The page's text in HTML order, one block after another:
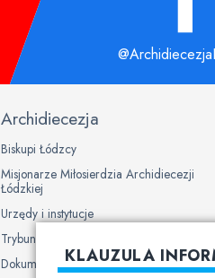
Archidiecezja
Biskupi Łódzcy
Misjonarze Miłosierdzia Archidiecezji
Łódzkiej
Urzędy i instytucje
Trybunał Metropolitalny
Dokumenty KuriiKLAUZULA